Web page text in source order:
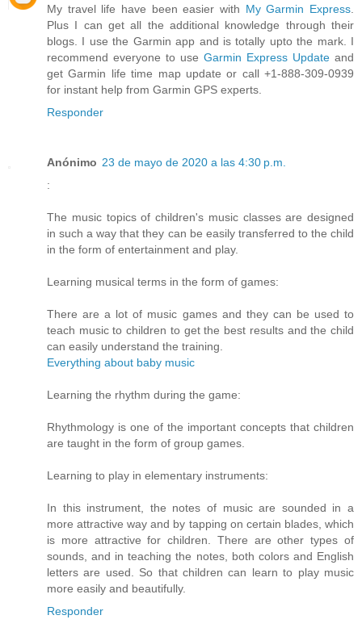
My travel life have been easier with My Garmin Express
Plus I can get all the additional knowledge through their
blogs. I use the Garmin app and is totally upto the mark. I
recommend everyone to use Garmin Express Update and
get Garmin life time map update or call +1-888-309-0939
for instant help from Garmin GPS experts.
Responder
Anónimo 23 de mayo de 2020 a las 4:30 p.m.
:
The music topics of children's music classes are designed
in such a way that they can be easily transferred to the child
in the form of entertainment and play.
Learning musical terms in the form of games:
There are a lot of music games and they can be used to
teach music to children to get the best results and the child
can easily understand the training.
Everything about baby music
Learning the rhythm during the game:
Rhythmology is one of the important concepts that children
are taught in the form of group games.
Learning to play in elementary instruments:
In this instrument, the notes of music are sounded in a
more attractive way and by tapping on certain blades, which
is more attractive for children. There are other types of
sounds, and in teaching the notes, both colors and English
letters are used. So that children can learn to play music
more easily and beautifully.
Responder